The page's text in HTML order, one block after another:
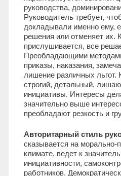
руководства,
Руководитель требует,
докладывали именно ему,
решения или отменяет их.
прислушивается, все
Преобладающими
приказы, наказания,
лишение различных льгот.
строгий, детальный,
инициативы. Интересы
значительно выше
преобладают резкость и
Авторитарный стиль
сказывается на морально-
климате, ведет к
инициативности,
работников.